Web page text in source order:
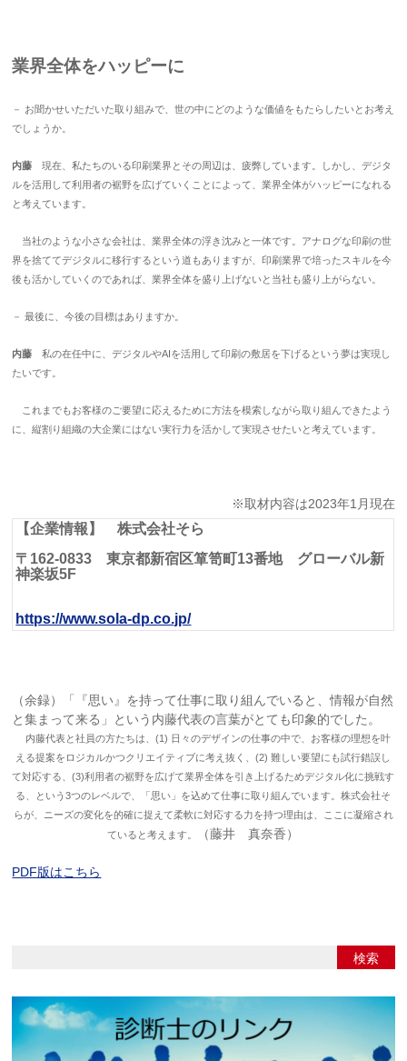
業界全体をハッピーに
－ お聞かせいただいた取り組みで、世の中にどのような価値をもたらしたいとお考え
でしょうか。
内藤 現在、私たちのいる印刷業界とその周辺は、疲弊しています。しかし、デジタ
ルを活用して利用者の裾野を広げていくことによって、業界全体がハッピーになれる
と考えています。
当社のような小さな会社は、業界全体の浮き沈みと一体です。アナログな印刷の世
界を捨ててデジタルに移行するという道もありますが、印刷業界で培ったスキルを今
後も活かしていくのであれば、業界全体を盛り上げないと当社も盛り上がらない。
－ 最後に、今後の目標はありますか。
内藤 私の在任中に、デジタルやAIを活用して印刷の敷居を下げるという夢は実現し
たいです。
これまでもお客様のご要望に応えるために方法を模索しながら取り組んできたよう
に、縦割り組織の大企業にはない実行力を活かして実現させたいと考えています。
※取材内容は2023年1月現在
【企業情報】 株式会社そら
〒162-0833 東京都新宿区箪笥町13番地 グローバル新
神楽坂5F
https://www.sola-dp.co.jp/
（余録）
「『思い』を持って仕事に取り組んでいると、情報が自然
と集まって来る」という内藤代表の言葉がとても印象的でした。
内藤代表と社員の方たちは、(1) 日々のデザインの仕事の中で、お客様の理想を叶
える提案をロジカルかつクリエイティブに考え抜く、(2) 難しい要望にも試行錯誤し
て対応する、(3)利用者の裾野を広げて業界全体を引き上げるためデジタル化に挑戦す
る、という3つのレベルで、「思い」を込めて仕事に取り組んでいます。株式会社そ
らが、ニーズの変化を的確に捉えて柔軟に対応する力を持つ理由は、ここに凝縮され
ていると考えます。
（藤井 真奈香）
PDF版はこちら